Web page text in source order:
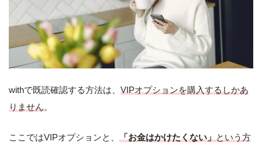
withで既読確認する方法は、 VIPオプションを購入するしかあ
りません。
ここではVIPオプションと、 「お金はかけたくない」 という方